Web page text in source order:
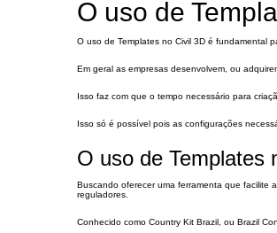
O uso de
O uso de Templates no Civil 3D é fundamental
Em geral as empresas desenvolvem, ou
Isso faz com que o tempo necessário para
Isso só é possível pois as configurações
O uso de Templates
Buscando oferecer uma ferramenta que facilite
reguladores.
Conhecido como Country Kit Brazil, ou Brazil